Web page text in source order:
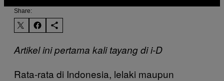
Share:
Artikel ini pertama kali tayang di i-D
Rata-rata di Indonesia, lelaki maupun